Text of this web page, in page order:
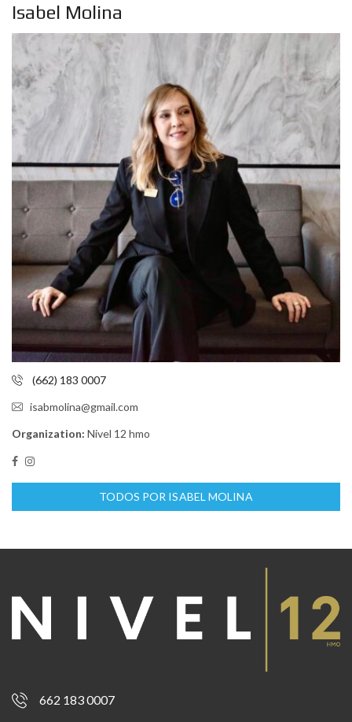
Isabel Molina
(662) 183 0007
isabmolina@gmail.com
Organization: Nivel 12 hmo
TODOS POR ISABEL MOLINA
662 183 0007